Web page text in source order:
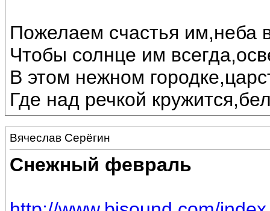
Пожелаем счастья им,неба
Чтобы солнце им
В этом нежном
Где над речкой
Вячеслав Серёгин
Снежный февраль